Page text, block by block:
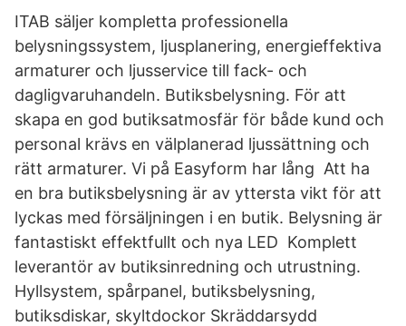
ITAB säljer kompletta professionella
belysningssystem, ljusplanering, energieffektiva
armaturer och ljusservice till fack- och
dagligvaruhandeln. Butiksbelysning. För att
skapa en god butiksatmosfär för både kund och
personal krävs en välplanerad ljussättning och
rätt armaturer. Vi på Easyform har lång Att ha
en bra butiksbelysning är av yttersta vikt för att
lyckas med försäljningen i en butik. Belysning är
fantastiskt effektfullt och nya LED Komplett
leverantör av butiksinredning och utrustning.
Hyllsystem, spårpanel, butiksbelysning,
butiksdiskar, skyltdockor Skräddarsydd